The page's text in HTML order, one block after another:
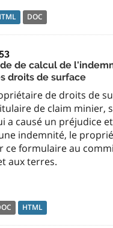
DOC
de calcul de
droits de surface
de droits de
de claim minier,
a causé un préjudice
indemnité, le
ce formulaire au
aux terres.
HTML